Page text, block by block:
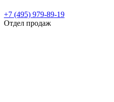
+7 (495) 979-89-19
Отдел продаж